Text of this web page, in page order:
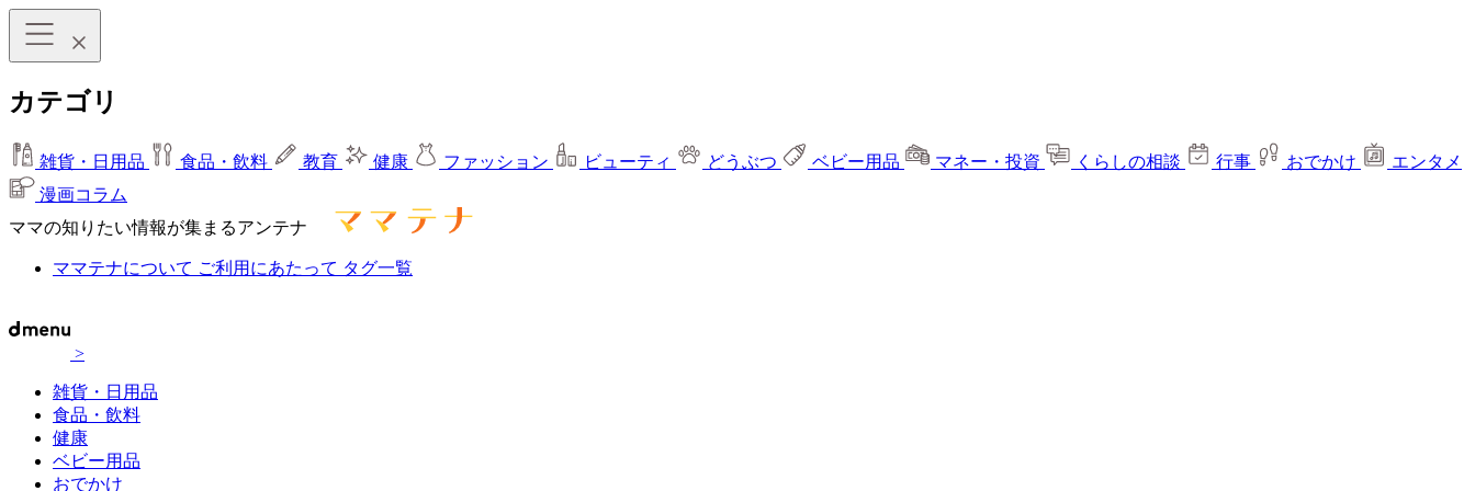
カテゴリ
雑貨・日用品 食品・飲料 教育 健康 ファッション ビューティ どうぶつ ベビー用品 マネー・投資 くらしの相談 行事 おでかけ
エンタメ
漫画コラム
ママの知りたい情報が集まるアンテナ
ママテナについて ご利用にあたって タグ一覧
>
雑貨・日用品
食品・飲料
健康
ベビー用品
おでかけ